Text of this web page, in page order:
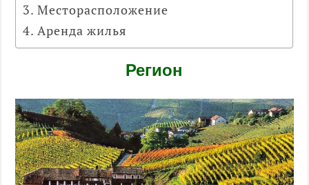
Месторасположение
Аренда жилья
Регион